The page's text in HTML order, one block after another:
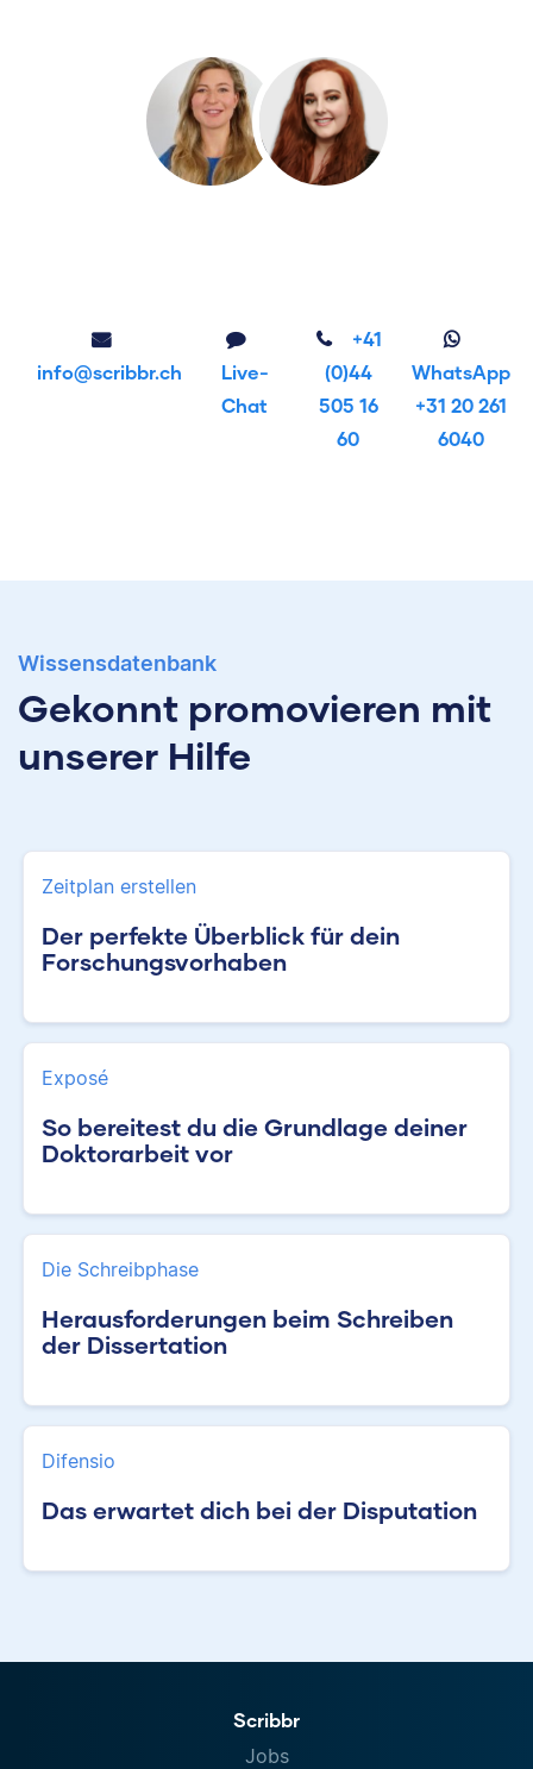
info@scribbr.ch
Live-
Chat
+41
(0)44
505 16
60
WhatsApp
+31 20 261
6040
Wissensdatenbank
Gekonnt promovieren mit
unserer Hilfe
Zeitplan erstellen
Der perfekte Überblick für dein
Forschungsvorhaben
Exposé
So bereitest du die Grundlage deiner
Doktorarbeit vor
Die Schreibphase
Herausforderungen beim Schreiben
der Dissertation
Difensio
Das erwartet dich bei der Disputation
Scribbr
Jobs